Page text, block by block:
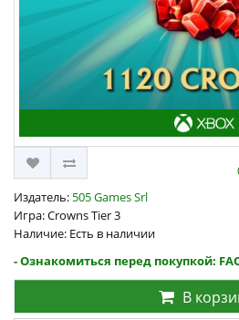
Издатель: 505 Games Srl
Игра: Crowns Tier 3
Наличие: Есть в наличии
- Ознакомиться перед покупкой:
В